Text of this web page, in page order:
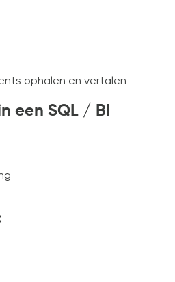
ophalen en vertalen
een SQL / BI